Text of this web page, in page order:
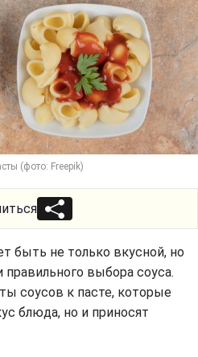
(фото: Freepik)
быть не только вкусной, но
правильного выбора соуса.
соусов к пасте, которые
блюда, но и приносят